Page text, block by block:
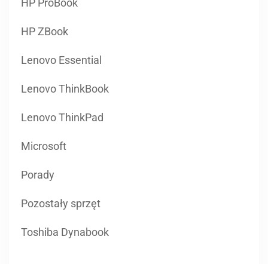
HP ProBook
HP ZBook
Lenovo Essential
Lenovo ThinkBook
Lenovo ThinkPad
Microsoft
Porady
Pozostały sprzęt
Toshiba Dynabook